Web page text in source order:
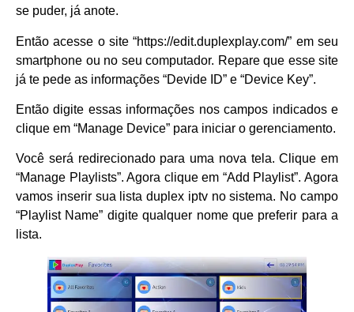
se puder, já anote.
Então acesse o site “https://edit.duplexplay.com/” em seu
smartphone ou no seu computador. Repare que esse site
já te pede as informações “Devide ID” e “Device Key”.
Então digite essas informações nos campos indicados e
clique em “Manage Device” para iniciar o gerenciamento.
Você será redirecionado para uma nova tela. Clique em
“Manage Playlists”. Agora clique em “Add Playlist”. Agora
vamos inserir sua lista duplex iptv no sistema. No campo
“Playlist Name” digite qualquer nome que preferir para a
lista.